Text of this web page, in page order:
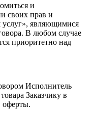
и
своих прав и
услуг», являющимися
В любом случае
приоритетно над
Исполнитель
Заказчику в
оферты.